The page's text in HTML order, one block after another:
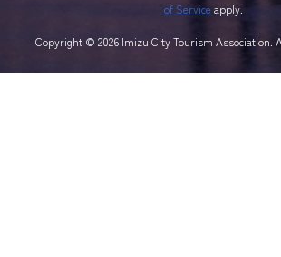
of Service apply.
Copyright © 2026 Imizu City Tourism Association.